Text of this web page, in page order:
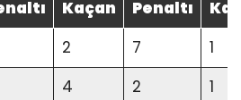
Kaçan Penaltı
2 7
1
4 2
1